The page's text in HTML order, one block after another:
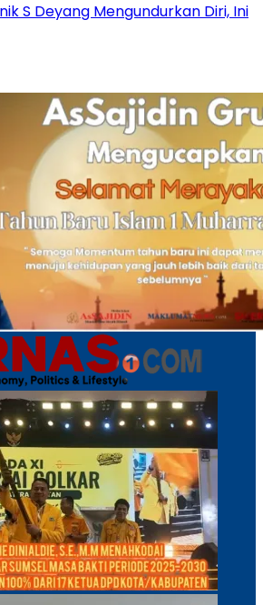
S Deyang Mengundurkan Diri, Ini